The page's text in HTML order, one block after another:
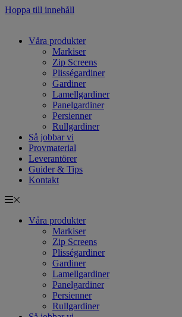
Hoppa till innehåll
Våra produkter
Markiser
Zip Screens
Plisségardiner
Gardiner
Lamellgardiner
Panelgardiner
Persienner
Rullgardiner
Så jobbar vi
Provmaterial
Leverantörer
Guider & Tips
Kontakt
Våra produkter
Markiser
Zip Screens
Plisségardiner
Gardiner
Lamellgardiner
Panelgardiner
Persienner
Rullgardiner